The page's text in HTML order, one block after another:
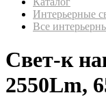
Интерьерные
Все
Свет-к
2550Lm,